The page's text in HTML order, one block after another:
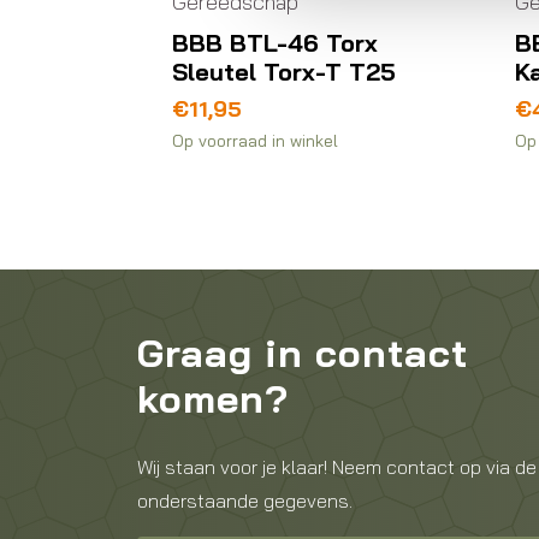
BBB BTL-46 Torx
Sleutel Torx-T T25
€11,95
Op voorraad in winkel
€
Graag in contact
komen?
Wij staan voor je klaar! Neem contact op via de
onderstaande gegevens.